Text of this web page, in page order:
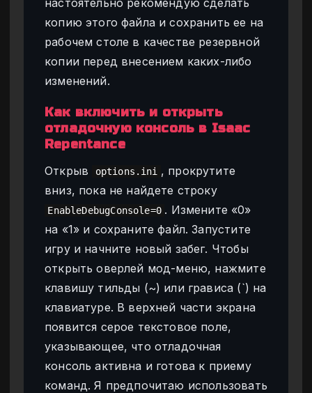
копию этого файла и сохранить ее на
рабочем столе в качестве резервной
копии перед внесением каких-либо
изменений.
Как включить и открыть
отладочную консоль в Isaac
Repentance
Открыв options.ini , прокрутите
вниз, пока не найдете строку
EnableDebugConsole=0 . Измените «0»
на «1» и сохраните файл. Запустите
игру и начните новый забег. Чтобы
открыть оверлей мод-меню, нажмите
клавишу тильды (~) или грависа (`) на
клавиатуре. В верхней части экрана
появится серое текстовое поле,
указывающее, что отладочная
консоль активна и готова к приему
команд. Я предпочитаю использовать